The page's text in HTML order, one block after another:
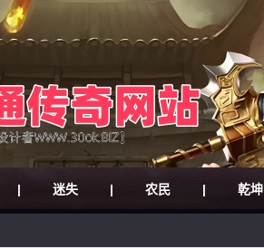
| 迷失 | 农民 | 乾坤